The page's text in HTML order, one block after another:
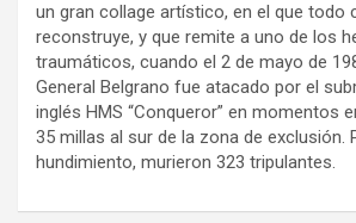
un gran collage artístico, en el que todo
reconstruye, y que remite a uno de los
traumáticos, cuando el 2 de mayo de
General Belgrano fue atacado por el
inglés HMS “Conqueror” en momentos
35 millas al sur de la zona de exclusión.
hundimiento, murieron 323 tripulantes.